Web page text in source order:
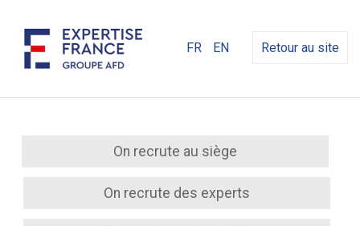
FR EN Retour au site
On recrute au siège
On recrute des experts